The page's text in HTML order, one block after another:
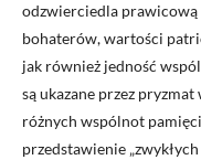
odzwierciedla
bohaterów, wartości
jak również jedność
są ukazane przez
różnych wspólnot
przedstawienie